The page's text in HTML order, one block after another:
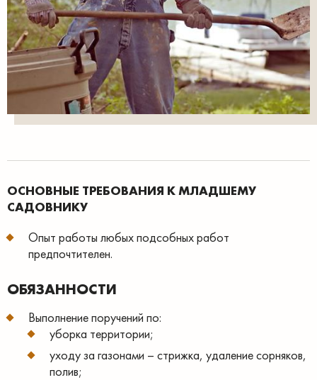
ОСНОВНЫЕ ТРЕБОВАНИЯ К МЛАДШЕМУ
САДОВНИКУ
Опыт работы любых подсобных работ
предпочтителен.
ОБЯЗАННОСТИ
Выполнение поручений по:
уборка территории;
уходу за газонами – стрижка, удаление сорняков,
полив;